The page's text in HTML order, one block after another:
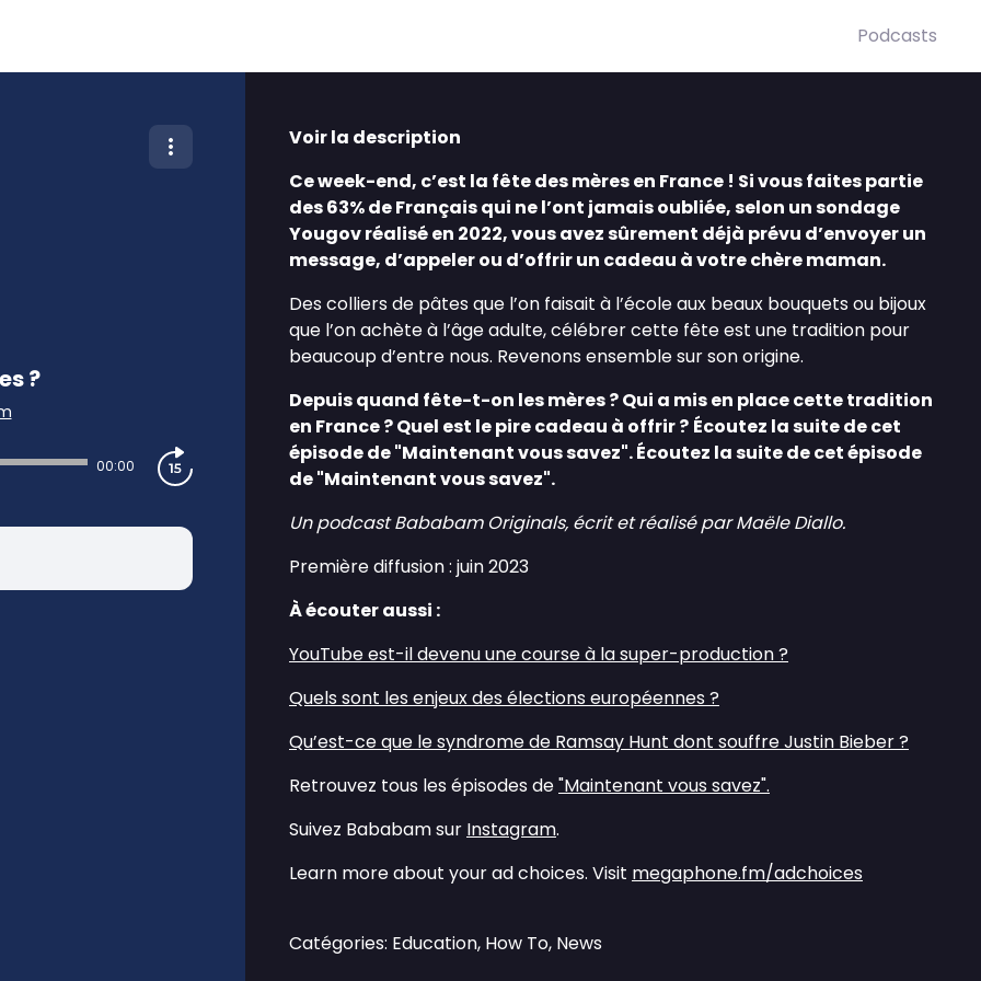
Podcasts
?
00:00
Voir la description
Ce week-end, c’est la fête des mères en France ! Si vous faites partie
des 63% de Français qui ne l’ont jamais oubliée, selon un sondage
Yougov réalisé en 2022, vous avez sûrement déjà prévu d’envoyer un
message, d’appeler ou d’offrir un cadeau à votre chère maman.
Des colliers de pâtes que l’on faisait à l’école aux beaux bouquets ou bijoux
que l’on achète à l’âge adulte, célébrer cette fête est une tradition pour
beaucoup d’entre nous. Revenons ensemble sur son origine.
Depuis quand fête-t-on les mères ? Qui a mis en place cette tradition
en France ? Quel est le pire cadeau à offrir ? Écoutez la suite de cet
épisode de "Maintenant vous savez". Écoutez la suite de cet épisode
de "Maintenant vous savez".
Un podcast Bababam Originals, écrit et réalisé par Maële Diallo.
Première diffusion : juin 2023
À écouter aussi :
⁠YouTube est-il devenu une course à la super-production ?⁠
⁠Quels sont les enjeux des élections européennes ?⁠
⁠Qu’est-ce que le syndrome de Ramsay Hunt dont souffre Justin Bieber ?⁠
Retrouvez tous les épisodes de⁠"Maintenant vous savez".⁠
Suivez Bababam sur ⁠Instagram⁠.
Learn more about your ad choices. Visit megaphone.fm/adchoices
Catégories: Education, How To, News